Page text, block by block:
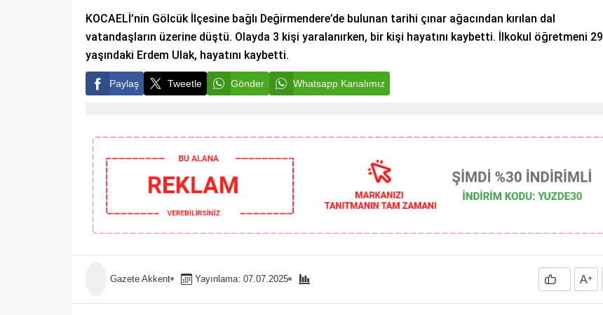
KOCAELİ’nin Gölcük İlçesine bağlı Değirmendere’de bulunan tarihi çınar ağacından kırılan dal
vatandaşların üzerine düştü. Olayda 3 kişi yaralanırken, bir kişi hayatını kaybetti. İlkokul öğretmeni 29
yaşındaki Erdem Ulak, hayatını kaybetti.
Paylaş Tweetle Gönder Whatsapp Kanalımız
Gazete Akkent Yayınlama: 07.07.2025 A+